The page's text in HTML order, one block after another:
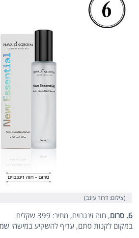
(צילום: דרור עינב)
6. סרום
, חוה זינגבוים, מחיר: 399 שקלים
במקום לקנות סתם, עדיף להשקיע במישהי